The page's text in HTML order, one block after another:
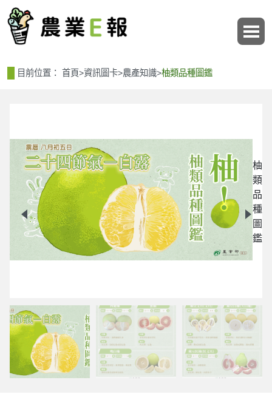
目前位置： 首頁>資訊圖卡>農產知識>柚類品種圖鑑
柚
類
品
種
圖
鑑